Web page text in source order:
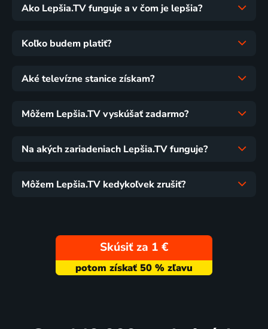
Ako Lepšia.TV funguje a v čom je lepšia?
Koľko budem platiť?
Aké televízne stanice získam?
Môžem Lepšia.TV vyskúšať zadarmo?
Na akých zariadeniach Lepšia.TV funguje?
Môžem Lepšia.TV kedykoľvek zrušiť?
Skúsiť za 1 €